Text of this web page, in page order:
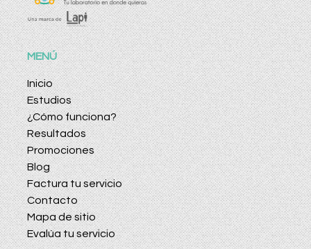
MENÚ
Inicio
Estudios
¿Cómo funciona?
Resultados
Promociones
Blog
Factura tu servicio
Contacto
Mapa de sitio
Evalúa tu servicio